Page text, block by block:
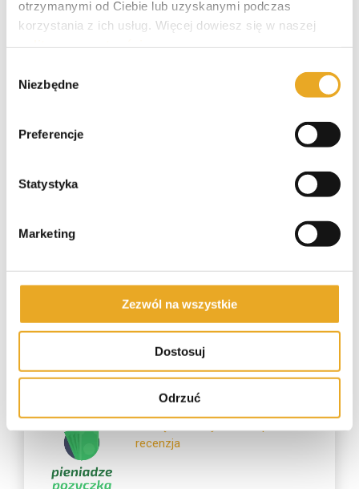
otrzymanymi od Ciebie lub uzyskanymi podczas
korzystania z ich usług. Więcej dowiesz się w naszej
zgody
Niezbędne
Preferencje
Statystyka
Marketing
Zezwól na wszystkie
Dostosuj
Odrzuć
pożyczkowa.
0 Odpowiedz
SzybkoPozycz – opinie i recenzja
SuperGrosz – opinie i recenzja
recenzja